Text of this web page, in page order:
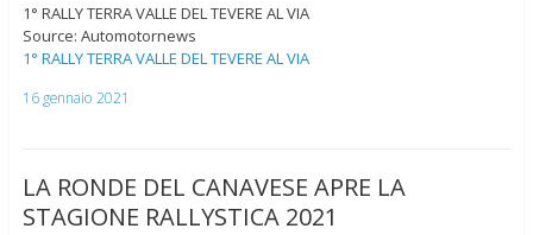
1° RALLY TERRA VALLE DEL TEVERE AL VIA
Source: Automotornews
1° RALLY TERRA VALLE DEL TEVERE AL VIA
16 gennaio 2021
LA RONDE DEL CANAVESE APRE LA
STAGIONE RALLYSTICA 2021